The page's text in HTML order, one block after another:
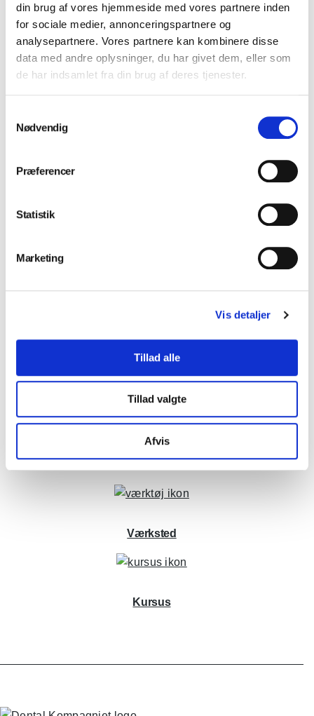
din brug af vores hjemmeside med vores partnere inden
for sociale medier, annonceringspartnere og
analysepartnere. Vores partnere kan kombinere disse
data med andre oplysninger, du har givet dem, eller som
de har indsamlet fra din brug af deres tjenester.
Nødvendig
Præferencer
Statistik
Marketing
Vis detaljer
Tillad alle
Tillad valgte
Afvis
Installation og service
Værksted
Kursus